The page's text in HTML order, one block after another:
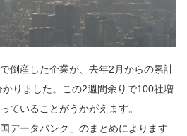
倒産した企業が、去年2月からの累計
りました。この2週間余りで100社増
ていることがうかがえます。
データバンク」のまとめによります